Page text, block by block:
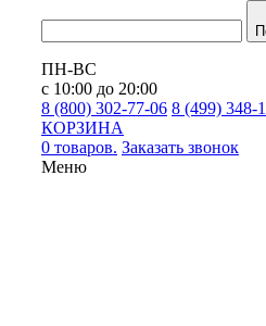
ПН-ВС
с 10:00 до 20:00
8 (800) 302-77-06 8 (499) 348-
КОРЗИНА
0 товаров. Заказать звонок
Меню